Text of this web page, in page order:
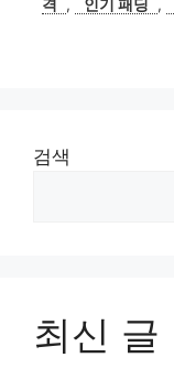
격
, 인기 패딩 ,
검색
최신 글